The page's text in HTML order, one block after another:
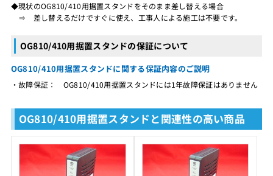
◆現状のOG810/410用据置スタンドをそのまま差し替える場合
⇒ 差し替えるだけですぐに使え、工事人による施工は不要です。
OG810/410用据置スタンドの保証について
OG810/410用据置スタンドに関する保証内容のご説明
・故障保証： OG810/410用据置スタンドには1年故障保証はありません
OG810/410用据置スタンドと関連性の高い商品